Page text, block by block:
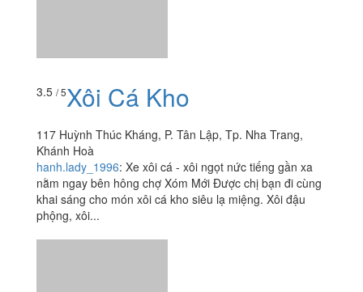
3.5 / 5Xôi Cá Kho
117 Huỳnh Thúc Kháng, P. Tân Lập, Tp. Nha Trang,
Khánh Hoà
hanh.lady_1996: Xe xôi cá - xôi ngọt nức tiếng gần xa
nằm ngay bên hông chợ Xóm Mới Được chị bạn đi cùng
khai sáng cho món xôi cá kho siêu lạ miệng. Xôi đậu
phộng, xôi...